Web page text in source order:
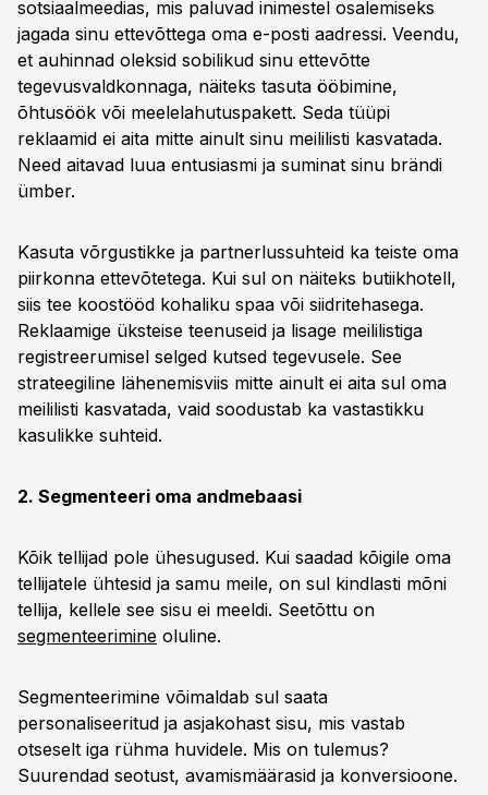
sotsiaalmeedias, mis paluvad inimestel osalemiseks
jagada sinu ettevõttega oma e-posti aadressi. Veendu,
et auhinnad oleksid sobilikud sinu ettevõtte
tegevusvaldkonnaga, näiteks tasuta ööbimine,
õhtusöök või meelelahutuspakett. Seda tüüpi
reklaamid ei aita mitte ainult sinu meililisti kasvatada.
Need aitavad luua entusiasmi ja suminat sinu brändi
ümber.
Kasuta võrgustikke ja partnerlussuhteid ka teiste oma
piirkonna ettevõtetega. Kui sul on näiteks butiikhotell,
siis tee koostööd kohaliku spaa või siidritehasega.
Reklaamige üksteise teenuseid ja lisage meililistiga
registreerumisel selged kutsed tegevusele. See
strateegiline lähenemisviis mitte ainult ei aita sul oma
meililisti kasvatada, vaid soodustab ka vastastikku
kasulikke suhteid.
2. Segmenteeri oma andmebaasi
Kõik tellijad pole ühesugused. Kui saadad kõigile oma
tellijatele ühtesid ja samu meile, on sul kindlasti mõni
tellija, kellele see sisu ei meeldi. Seetõttu on
segmenteerimine oluline.
Segmenteerimine võimaldab sul saata
personaliseeritud ja asjakohast sisu, mis vastab
otseselt iga rühma huvidele. Mis on tulemus?
Suurendad seotust, avamismäärasid ja konversioone.